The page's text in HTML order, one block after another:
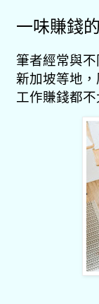
一味賺錢
筆者經常與
新加坡等地
工作賺錢都